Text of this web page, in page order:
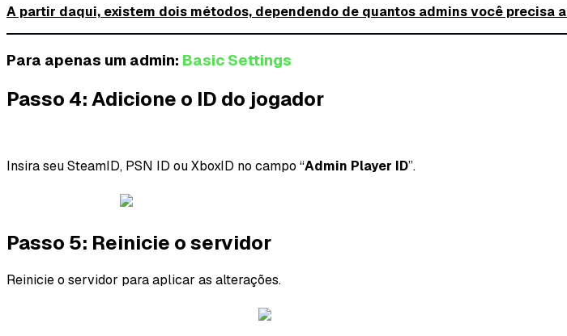
A partir daqui, existem dois métodos, dependendo de quantos admins você precisa
Para apenas um admin: Basic Settings
Passo 4: Adicione o ID do jogador
Insira seu SteamID, PSN ID ou XboxID no campo “Admin Player ID”.
Passo 5: Reinicie o servidor
Reinicie o servidor para aplicar as alterações.